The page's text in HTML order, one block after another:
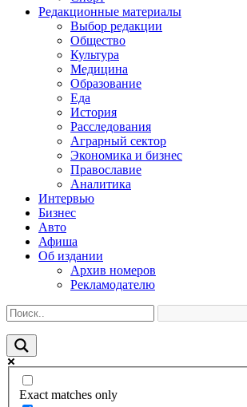
Редакционные материалы
Выбор редакции
Общество
Культура
Медицина
Образование
Еда
История
Расследования
Аграрный сектор
Экономика и бизнес
Православие
Аналитика
Интервью
Бизнес
Авто
Афиша
Об издании
Архив номеров
Рекламодателю
Exact matches only